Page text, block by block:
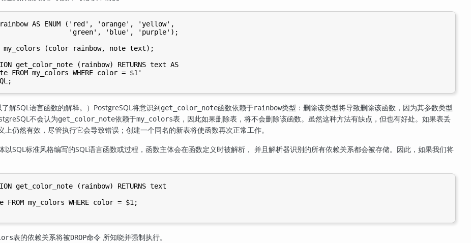
rainbow AS ENUM ('red', 'orange', 'yellow',
'green', 'blue', 'purple');
my_colors (color rainbow, note text);
get_color_note (rainbow) RETURNS text AS
FROM my_colors WHERE color = $1'
了解SQL语言函数的解释。） PostgreSQL将意识到get_color_note函数依赖于rainbow类型：删除该类型将导致删除该函数，因为其参数类型
不会认为get_color_note依赖于my_colors表，因此如果删除表，将不会删除该函数。虽然这种方法有缺点，但也有好处。如果表丢
上仍然有效，尽管执行它会导致错误；创建一个同名的新表将使函数再次正常工作。
以SQL标准风格编写的SQL语言函数或过程，函数主体会在函数定义时被解析， 并且解析器识别的所有依赖关系都会被存储。因此，如果我们将
get_color_note (rainbow) RETURNS text
FROM my_colors WHERE color = $1;
表的依赖关系将被DROP命令 所知晓并强制执行。